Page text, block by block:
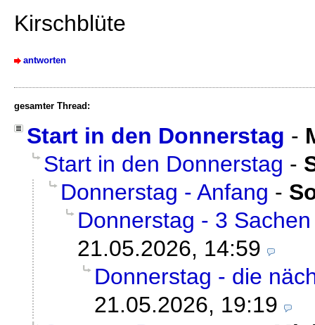
Kirschblüte
antworten
gesamter Thread:
Start in den Donnerstag -
Start in den Donnerstag -
Donnerstag - Anfang -
Donnerstag - 3
21.05.2026, 14:59
Donnerstag - die
21.05.2026, 19:19